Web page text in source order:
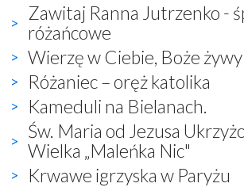
Zawitaj Ranna Jutrzenko -
różańcowe
Wierzę w Ciebie, Boże
Różaniec – oręż katolika
Kameduli na Bielanach.
Św. Maria od Jezusa
Wielka „Maleńka Nic"
Krwawe igrzyska w Paryżu